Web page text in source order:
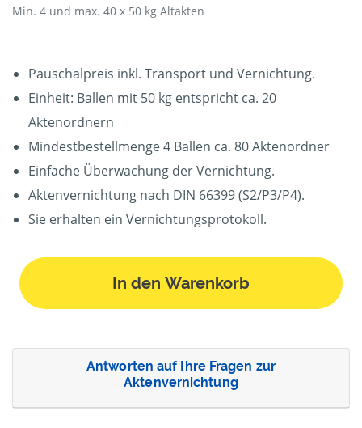
Min. 4 und max. 40 x 50 kg Altakten
Pauschalpreis inkl. Transport und Vernichtung.
Einheit: Ballen mit 50 kg entspricht ca. 20
Aktenordnern
Mindestbestellmenge 4 Ballen ca. 80 Aktenordner
Einfache Überwachung der Vernichtung.
Aktenvernichtung nach DIN 66399 (S2/P3/P4).
Sie erhalten ein Vernichtungsprotokoll.
In den Warenkorb
Antworten auf Ihre Fragen zur
Aktenvernichtung